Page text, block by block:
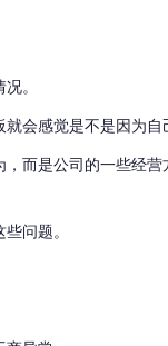
。
会感觉是不是因为自
而是公司的一些经
问题。